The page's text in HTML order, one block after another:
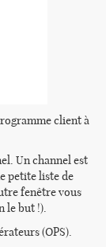
client à
Un channel est
petite liste de
fenêtre vous
le but !).
(OPS).